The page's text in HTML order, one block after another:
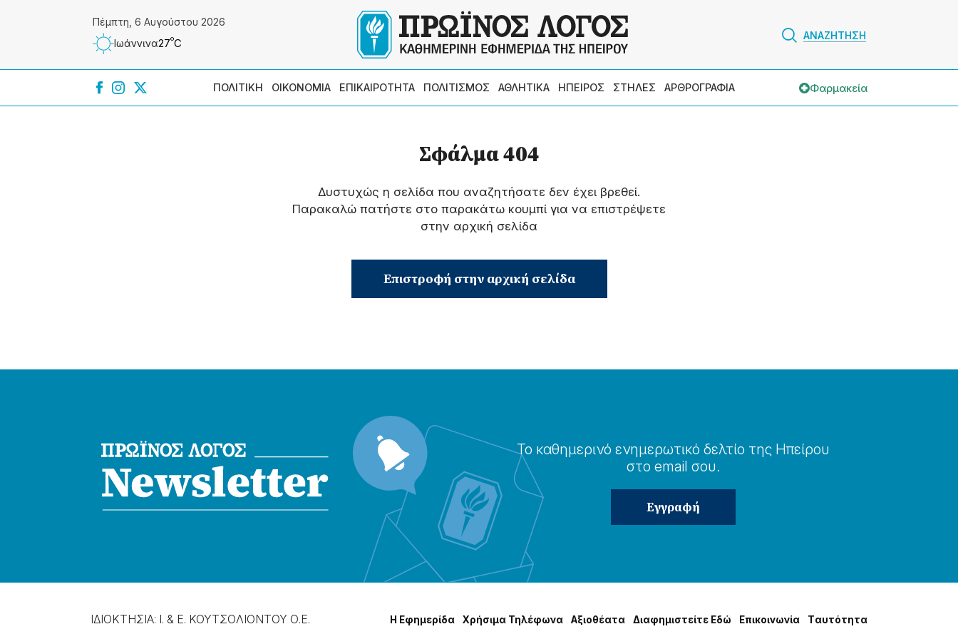
Πέμπτη, 6 Αυγούστου 2026
Ιωάννɩνα27ºC
ΑΝΑΖΗΤΗΣΗ
ΠΟΛΙΤΙΚΗ ΟΙΚΟΝΟΜΙΑ ΕΠΙΚΑΙΡΟΤΗΤΑ ΠΟΛΙΤΙΣΜΟΣ ΑΘΛΗΤΙΚΑ ΗΠΕΙΡΟΣ ΣΤΗΛΕΣ ΑΡΘΡΟΓΡΑΦΙΑ Φαρμακεία
Σφάλμα 404
Δυστυχώς η σελίδα που αναζητήσατε δεν έχει βρεθεί.
Παρακαλώ πατήστε στο παρακάτω κουμπί για να επιστρέψετε
στην αρχική σελίδα
Επιστροφή στην αρχική σελίδα
Το καθημερɩνό ενημερωτɩκό δελτίο της Ηπείρου
στο email σου.
ΙΔΙΟΚΤΗΣΙΑ: Ι. & Ε. ΚΟΥΤΣΟΛΙΟΝΤΟΥ Ο.Ε. Η Εφημερίδα Χρήσɩμα Τηλέφωνα Αξɩοθέατα Δɩαφημɩστείτε Εδώ Επɩκοɩνωνία Tαυτότητα